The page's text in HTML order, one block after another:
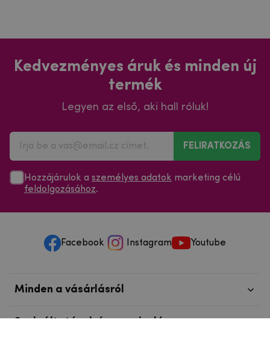
Kedvezményes áruk és minden új
termék
Legyen az első, aki hall róluk!
FELIRATKOZÁS
Hozzájárulok a személyes adatok marketing célú
feldolgozásához.
Facebook Instagram Youtube
Minden a vásárlásról